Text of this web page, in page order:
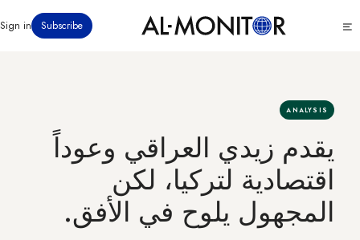
إلى
Subscribe
Sign in
ANALYSIS
يقدم زيدي العراقي وعوداً
اقتصادية لتركيا، لكن
المجهول يلوح في الأفق.